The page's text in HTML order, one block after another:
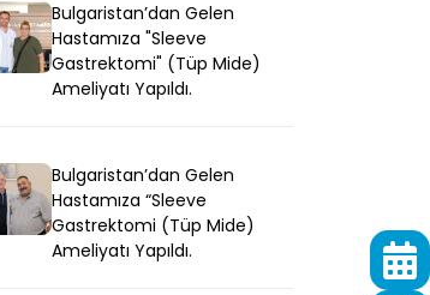
Bulgaristan’dan Gelen
Hastamıza "Sleeve
Gastrektomi" (Tüp Mide)
Ameliyatı Yapıldı.
Bulgaristan’dan Gelen
Hastamıza “Sleeve
Gastrektomi (Tüp Mide)
Ameliyatı Yapıldı.